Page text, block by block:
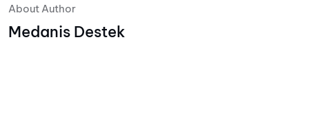
About Author
Medanis Destek